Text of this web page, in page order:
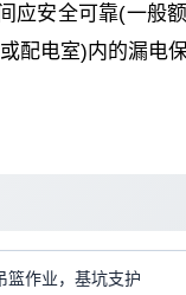
应安全可靠(一般
配电室)内的漏电
篮作业，基坑支护